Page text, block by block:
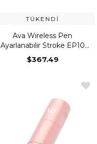
TÜKENDI
Ava Wireless Pen
Ayarlanabilir Stroke EP10
Green
$367.49